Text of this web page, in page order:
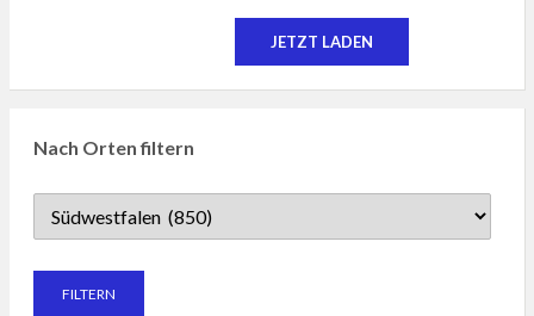
JETZT LADEN
Nach Orten filtern